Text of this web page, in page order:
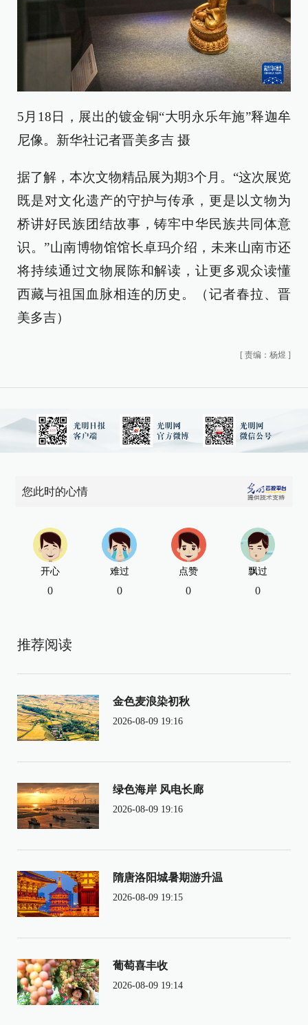
5月18日，展出的镀金铜“大明永乐年施”释迦牟
尼像。新华社记者晋美多吉 摄
据了解，本次文物精品展为期3个月。“这次展览
既是对文化遗产的守护与传承，更是以文物为
桥讲好民族团结故事，铸牢中华民族共同体意
识。”山南博物馆馆长卓玛介绍，未来山南市还
将持续通过文物展陈和解读，让更多观众读懂
西藏与祖国血脉相连的历史。（记者春拉、晋
美多吉）
[ 责编：杨煜 ]
您此时的心情
开心
0
难过
0
点赞
0
飘过
0
推荐阅读
金色麦浪染初秋
2026-08-09 19:16
绿色海岸 风电长廊
2026-08-09 19:16
隋唐洛阳城暑期游升温
2026-08-09 19:15
葡萄喜丰收
2026-08-09 19:14